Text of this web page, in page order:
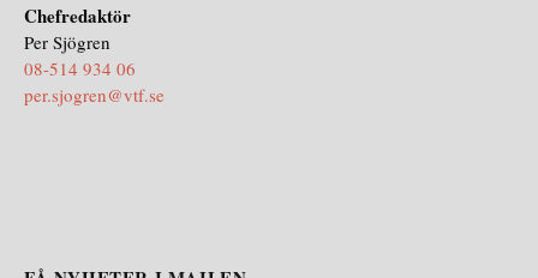
Chefredaktör
Per Sjögren
08-514 934 06
per.sjogren@vtf.se